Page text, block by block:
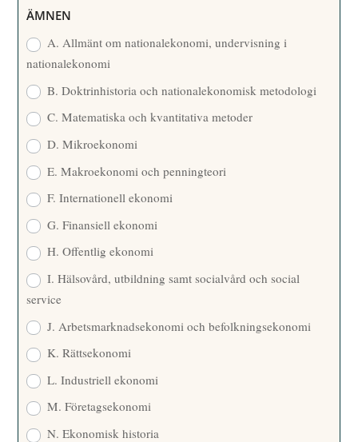
R
ÄMNEN
A. Allmänt om nationalekonomi, undervisning i
nationalekonomi
B. Doktrinhistoria och nationalekonomisk metodologi
C. Matematiska och kvantitativa metoder
D. Mikroekonomi
E. Makroekonomi och penningteori
F. Internationell ekonomi
G. Finansiell ekonomi
H. Offentlig ekonomi
I. Hälsovård, utbildning samt socialvård och social
service
J. Arbetsmarknadsekonomi och befolkningsekonomi
K. Rättsekonomi
L. Industriell ekonomi
M. Företagsekonomi
N. Ekonomisk historia